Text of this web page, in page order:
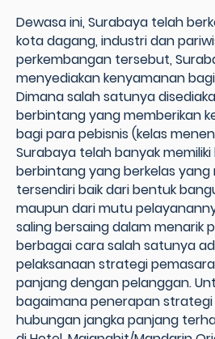
Dewasa ini, Surabaya telah
kota dagang, industri dan
perkembangan tersebut,
menyediakan kenyamanan
Dimana salah satunya
berbintang yang memberikan
bagi para pebisnis (kelas
Surabaya telah banyak
berbintang yang berkelas yang
tersendiri baik dari bentuk
maupun dari mutu
saling bersaing dalam menarik
berbagai cara salah satunya
pelaksanaan strategi
panjang dengan pelanggan.
bagaimana penerapan
hubungan jangka panjang